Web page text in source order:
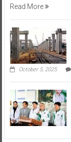
Read More
October 5, 2025